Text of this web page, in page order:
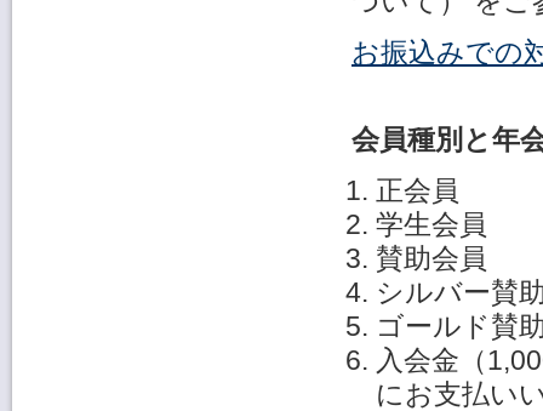
お振込みでの
会員種別と年
正会
学生
賛助会員
シルバー賛
ゴールド賛
入会金（
にお支払い